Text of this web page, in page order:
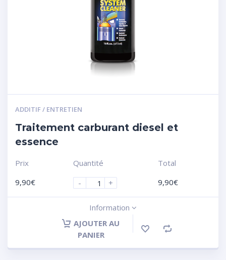
ADDITIF / ENTRETIEN
Traitement carburant diesel et
essence
Prix
9,90€
Quantité
-
+
Total
9,90€
Information
AJOUTER AU
PANIER